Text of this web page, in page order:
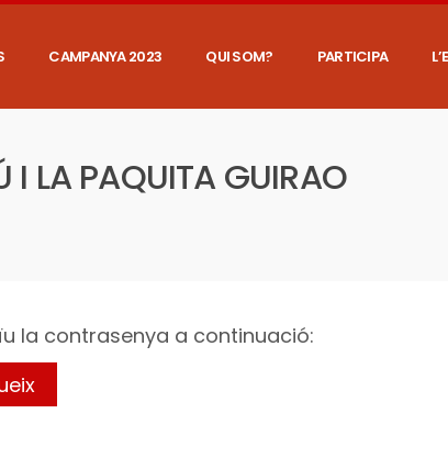
CAMPANYA 2023 QUI SOM? PARTICIPA
I LA PAQUITA GUIRAO
la contrasenya a continuació: